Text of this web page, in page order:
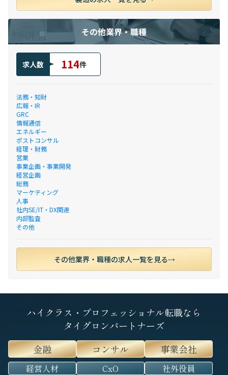
その他業界・職種
求人数 114件
法務・知財
広報・IR
GRC
情報通信
エネルギー
ポストコンサル
経理・財務
営業
事業企画・事業開発
経営企画
総務
マーケティング
人事
社内SE/IT・DX関連
内部監査
その他
その他業界・職種の求人一覧を見る
ハイクラス・プロフェッショナル転職なら
タイグロンパートナーズ
金融
コンサル 事業会社
経営人材 CxO 社外役員